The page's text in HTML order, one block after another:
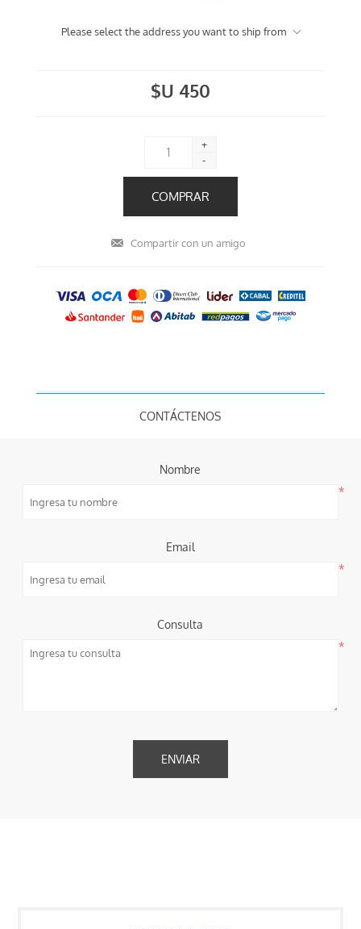
Please select the address you want to ship from
$U 450
+
-
CONTÁCTENOS
Nombre
*
Email
*
Consulta
*